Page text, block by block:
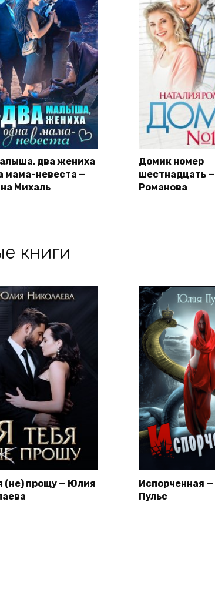
два жениха
мама-невеста —
Михаль
Домик номер
шестнадцать
Романова
книги
(не) прощу — Юлия
Испорченная
Пульс